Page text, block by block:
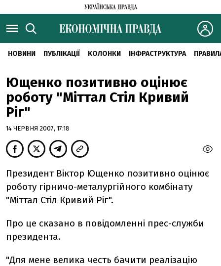
НОВИНИ ПУБЛІКАЦІЇ КОЛОНКИ ІНФРАСТРУКТУРА
Ющенко позитивно оцінює
роботу "Міттал Стіл Кривий
Ріг"
14 ЧЕРВНЯ 2007, 17:18
Президент Віктор Ющенко позитивно оцінює
роботу гірничо-металургійного комбінату
"Міттал Стіл Кривий Ріг".
Про це сказано в повідомленні прес-служби
президента.
"Для мене велика честь бачити реалізацію